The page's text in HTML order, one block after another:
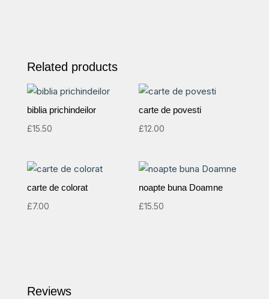
Related products
biblia prichindeilor
£15.50
carte de povesti
£12.00
carte de colorat
£7.00
noapte buna Doamne
£15.50
Reviews